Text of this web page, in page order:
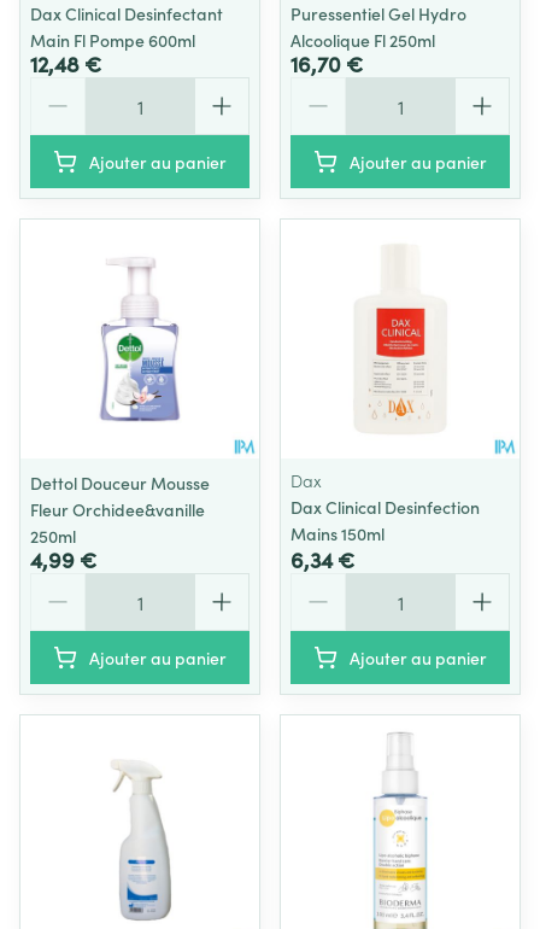
Dax Clinical Desinfectant
Main Fl Pompe 600ml
12,48 €
Ajouter au panier
Puressentiel Gel Hydro
Alcoolique Fl 250ml
16,70 €
Ajouter au panier
Dettol Douceur Mousse
Fleur Orchidee&vanille
250ml
4,99 €
Ajouter au panier
Dax
Dax Clinical Desinfection
Mains 150ml
6,34 €
Ajouter au panier